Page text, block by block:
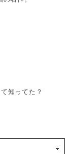
知ってた？